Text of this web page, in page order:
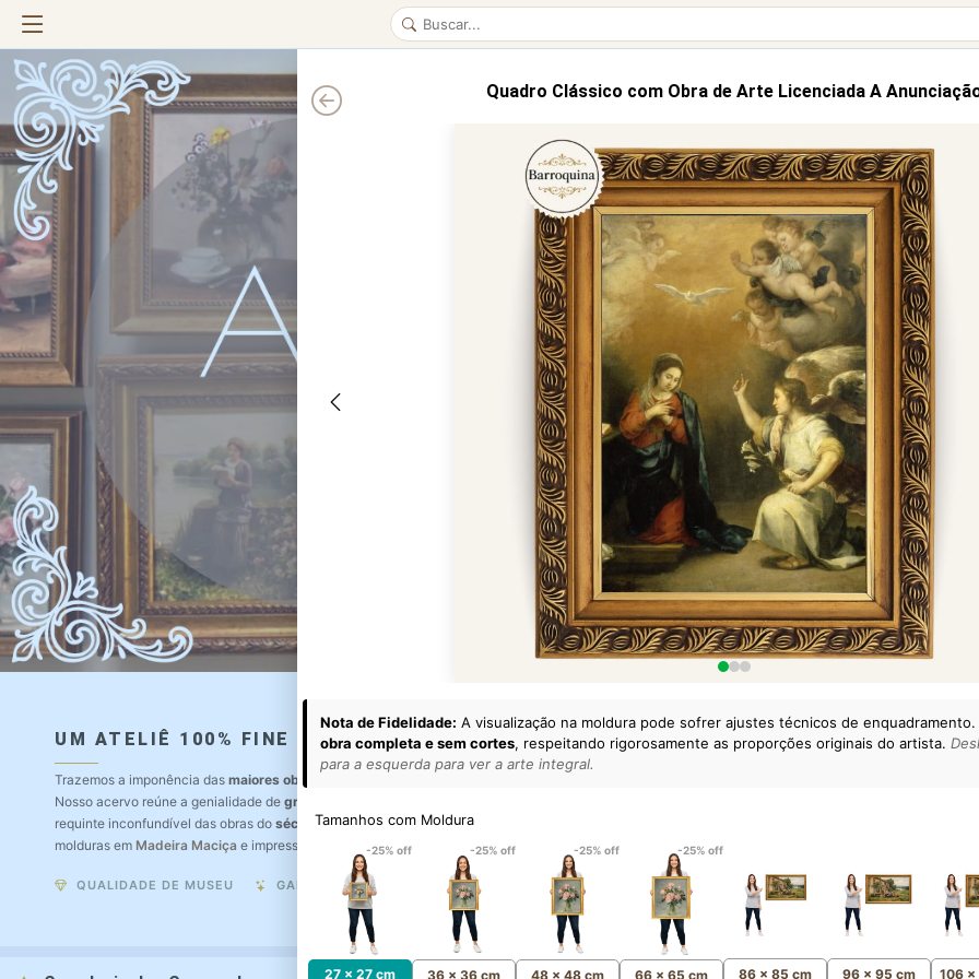
UM ATELIÊ 100% FINE ART
Trazemos a imponência das maiores obras de arte do mundo
Nosso acervo reúne a genialidade de grandes pintores renomados
requinte inconfundível das obras do século XIX. Produção artesanal em
molduras em Madeira Maciça e impressão com Pigmentação Mineral.
QUALIDADE DE MUSEU GARANTIA ETERNA
Quadro Clássico com Obra de Arte Licenciada A
Nota de Fidelidade: A visualização na moldura pode sofrer ajustes técnicos de
obra completa e sem cortes, respeitando rigorosamente as proporções originais do artista.
para a esquerda para ver a arte integral.
Tamanhos com Moldura
-25% off
27 x 27 cm
-25% off
36 x 36 cm
-25% off
48 x 48 cm
-25% off
66 x 65 cm 86 x 85 cm 96 x 95 cm 106 x